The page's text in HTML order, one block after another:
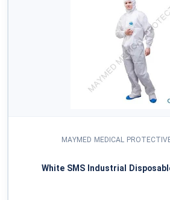
MAYMED MEDICAL
White SMS Industrial